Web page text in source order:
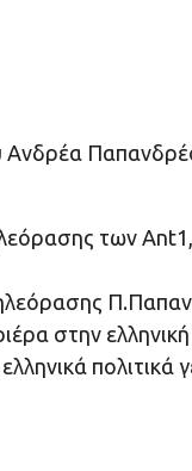
Ανδρέα
των
στην
πολιτικά